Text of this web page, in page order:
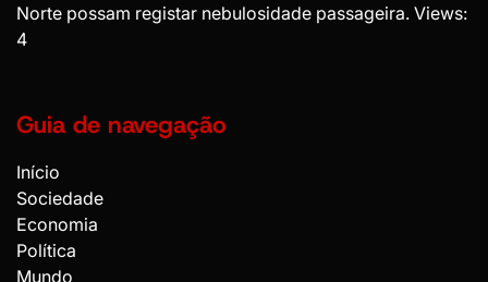
Norte possam registar nebulosidade passageira. Views:
4
Guia de navegação
Início
Sociedade
Economia
Política
Mundo